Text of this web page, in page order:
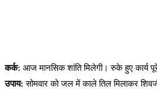
कर्क: आज मानसिक शांति मिलेगी। रुके हुए कार्य
उपाय:सोमवार को जल में काले तिल मिलाकर